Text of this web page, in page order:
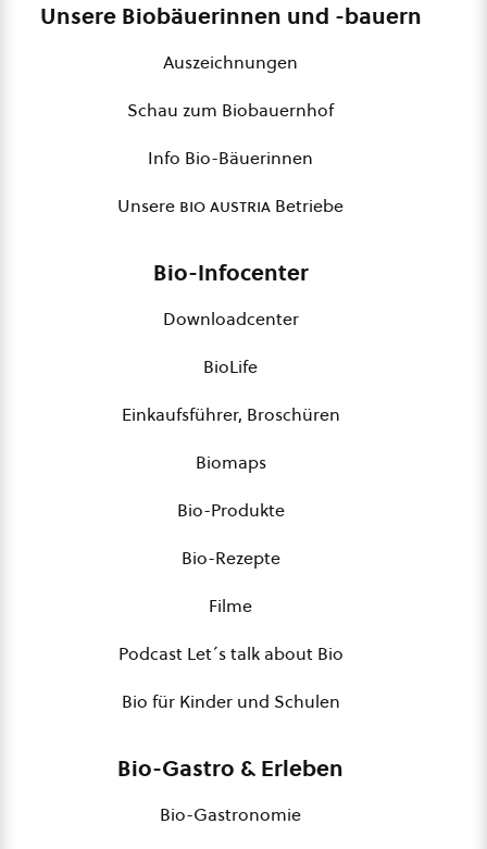
Unsere Biobäuerinnen und -bauern
Auszeichnungen
Schau zum Biobauernhof
Info Bio-Bäuerinnen
Unsere bio austria Betriebe
Bio-Infocenter
Downloadcenter
BioLife
Einkaufsführer, Broschüren
Biomaps
Bio-Produkte
Bio-Rezepte
Filme
Podcast Let´s talk about Bio
Bio für Kinder und Schulen
Bio-Gastro & Erleben
Bio-Gastronomie